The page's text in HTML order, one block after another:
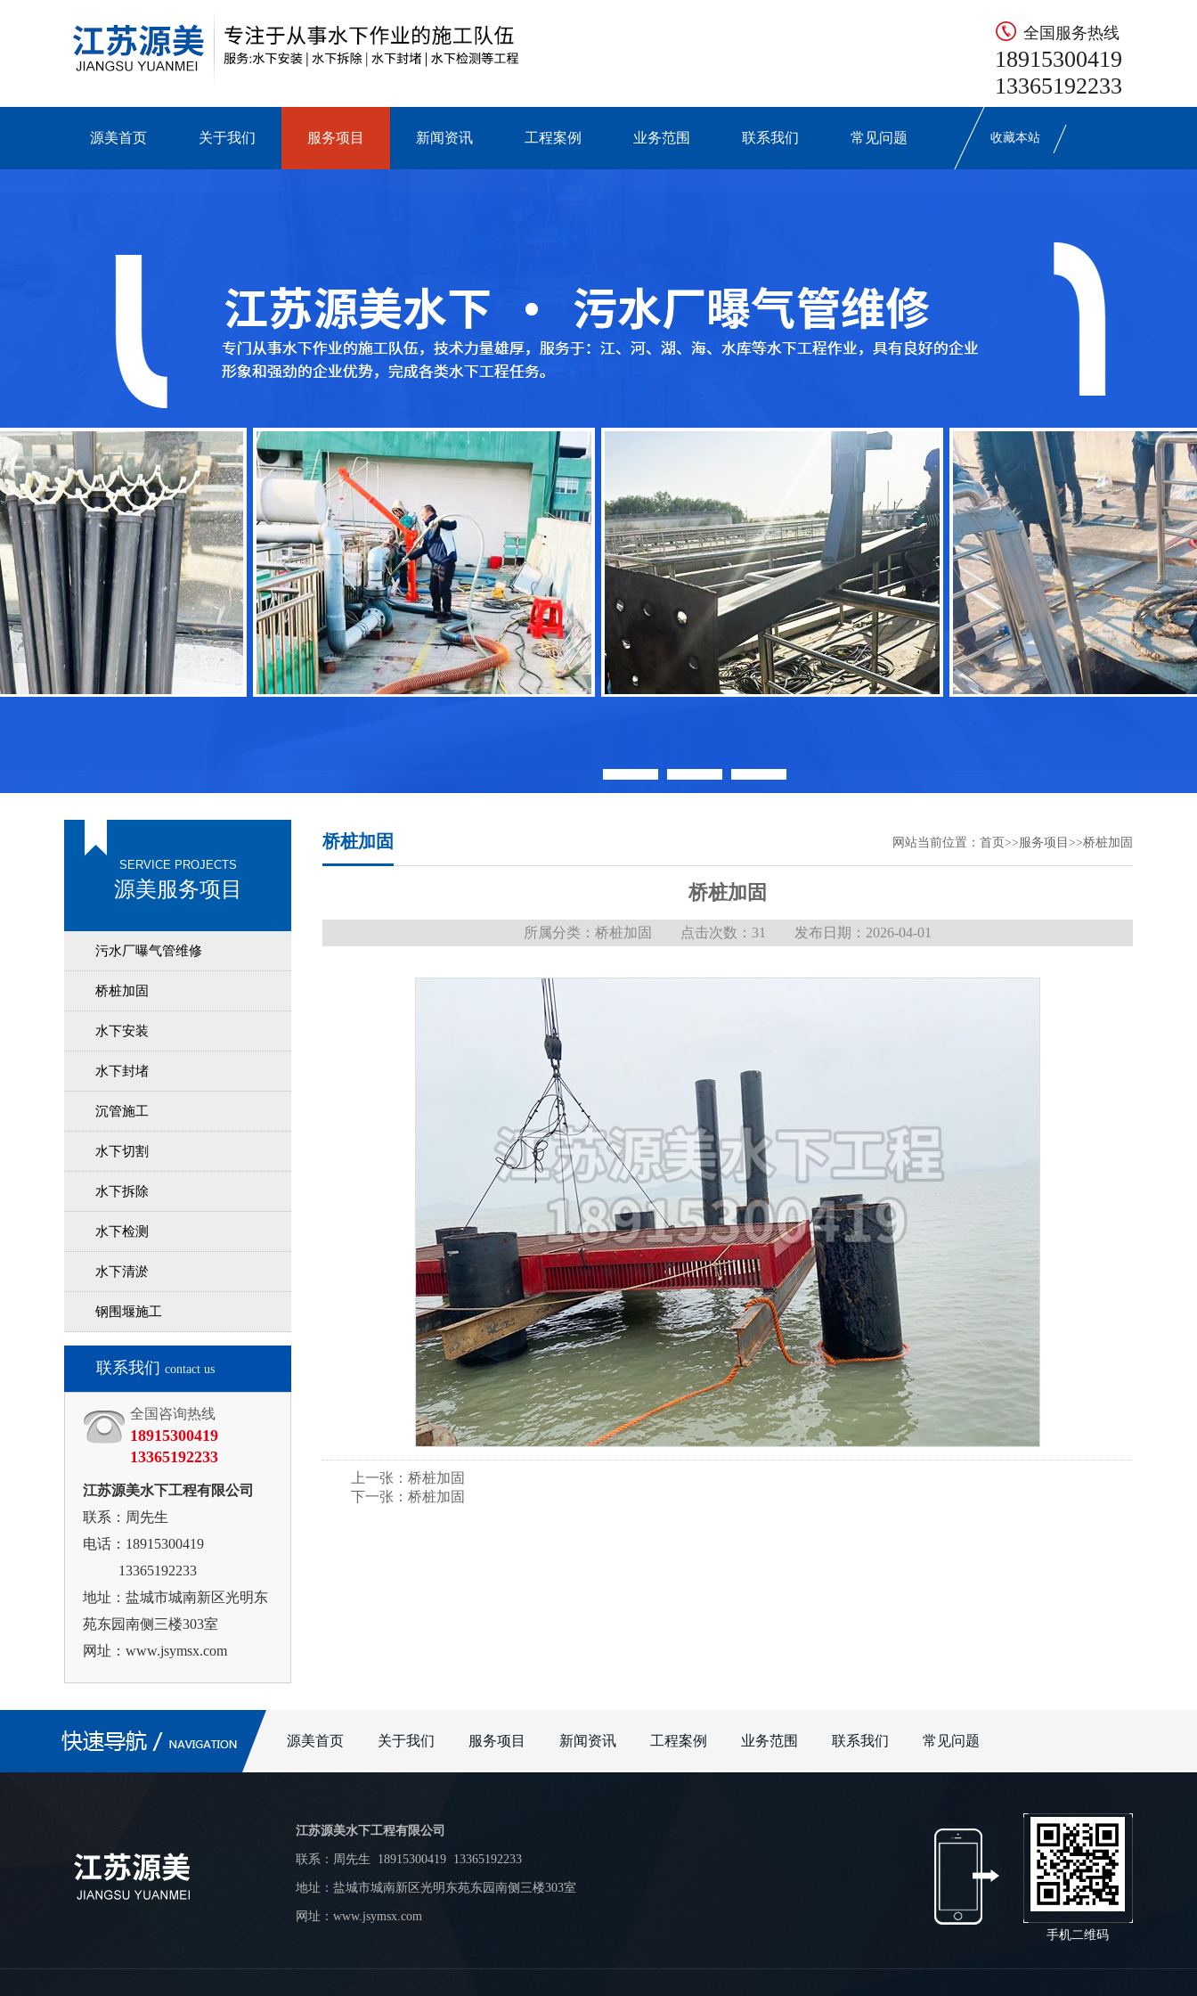
全国服务热线
18915300419
13365192233
源美首页 关于我们 服务项目 新闻资讯 工程案例 业务范围 联系我们 常见问题 收藏本站
SERVICE PROJECTS
源美服务项目
污水厂曝气管维修
桥桩加固
水下安装
水下封堵
沉管施工
水下切割
水下拆除
水下检测
水下清淤
钢围堰施工
联系我们 contact us
全国咨询热线
18915300419
13365192233
江苏源美水下工程有限公司
联系：周先生
电话： 18915300419
13365192233
地址：盐城市城南新区光明东
苑东园南侧三楼303室
网址：www.jsymsx.com
桥桩加固 网站当前位置： 首页 >>服务项目 >>桥桩加固
桥桩加固
所属分类： 桥桩加固 点击次数：31 发布日期：2026-04-01
上一张： 桥桩加固
下一张： 桥桩加固
源美首页 关于我们 服务项目 新闻资讯 工程案例 业务范围 联系我们 常见问题
江苏源美水下工程有限公司
联系：周先生 18915300419 13365192233
地址：盐城市城南新区光明东苑东园南侧三楼303室
网址：www.jsymsx.com
手机二维码